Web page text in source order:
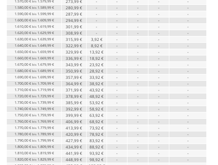
bis 273,99 € - - - - -
1.580,00 € bis 1.589,99 € 280,99 € - - - - -
1.590,00 € bis 1.599,99 € 287,99 € - - - - -
1.600,00 € bis 1.609,99 € 294,99 € - - - - -
1.610,00 € bis 1.619,99 € 301,99 € - - - - -
1.620,00 € bis 1.629,99 € 308,99 € - - - - -
1.630,00 € bis 1.639,99 € 315,99 € 3,92 € - - - -
1.640,00 € bis 1.649,99 € 322,99 € 8,92 € - - - -
1.650,00 € bis 1.659,99 € 329,99 € 13,92 € - - - -
1.660,00 € bis 1.669,99 € 336,99 € 18,92 € - - - -
1.670,00 € bis 1.679,99 € 343,99 € 23,92 € - - - -
1.680,00 € bis 1.689,99 € 350,99 € 28,92 € - - - -
1.690,00 € bis 1.699,99 € 357,99 € 33,92 € - - - -
1.700,00 € bis 1.709,99 € 364,99 € 38,92 € - - - -
1.710,00 € bis 1.719,99 € 371,99 € 43,92 € - - - -
1.720,00 € bis 1.729,99 € 378,99 € 48,92 € - - - -
1.730,00 € bis 1.739,99 € 385,99 € 53,92 € - - - -
1.740,00 € bis 1.749,99 € 392,99 € 58,92 € - - - -
1.750,00 € bis 1.759,99 € 399,99 € 63,92 € - - - -
1.760,00 € bis 1.769,99 € 406,99 € 68,92 € - - - -
1.770,00 € bis 1.779,99 € 413,99 € 73,92 € - - - -
1.780,00 € bis 1.789,99 € 420,99 € 78,92 € - - - -
1.790,00 € bis 1.799,99 € 427,99 € 83,92 € - - - -
1.800,00 € bis 1.809,99 € 434,99 € 88,92 € - - - -
1.810,00 € bis 1.819,99 € 441,99 € 93,92 € - - - -
1.820,00 € bis 1.829,99 € 448,99 € 98,92 € - - - -